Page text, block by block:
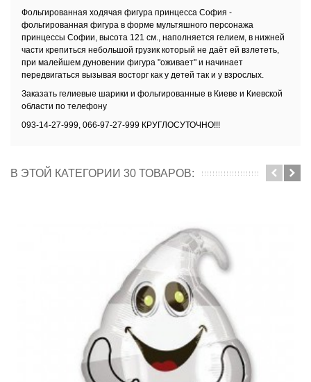
Фольгированная ходячая фигура принцесса София -
фольгированная фигура в форме мультяшного персонажа
принцессы Софии, высота 121 см., наполняется гелием, в нижней
части крепиться небольшой грузик который не даёт ей взлететь,
при малейшем дуновении фигура "оживает" и начинает
передвигаться вызывая восторг как у детей так и у взрослых.
Заказать гелиевые шарики и фольгированные в Киеве и Киевской
области по телефону
093-14-27-999, 066-97-27-999 КРУГЛОСУТОЧНО!!!
В ЭТОЙ КАТЕГОРИИ 30 ТОВАРОВ: